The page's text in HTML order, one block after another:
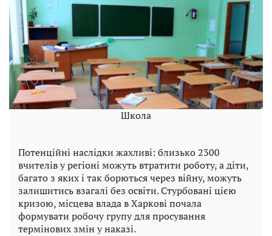
Школа
Потенційні наслідки жахливі: близько 2300
вчителів у регіоні можуть втратити роботу, а діти,
багато з яких і так борються через війну, можуть
залишитись взагалі без освіти. Стурбовані цією
кризою, місцева влада в Харкові почала
формувати робочу групу для просування
термінових змін у наказі.